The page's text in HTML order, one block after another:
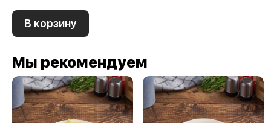
В корзину
Мы рекомендуем